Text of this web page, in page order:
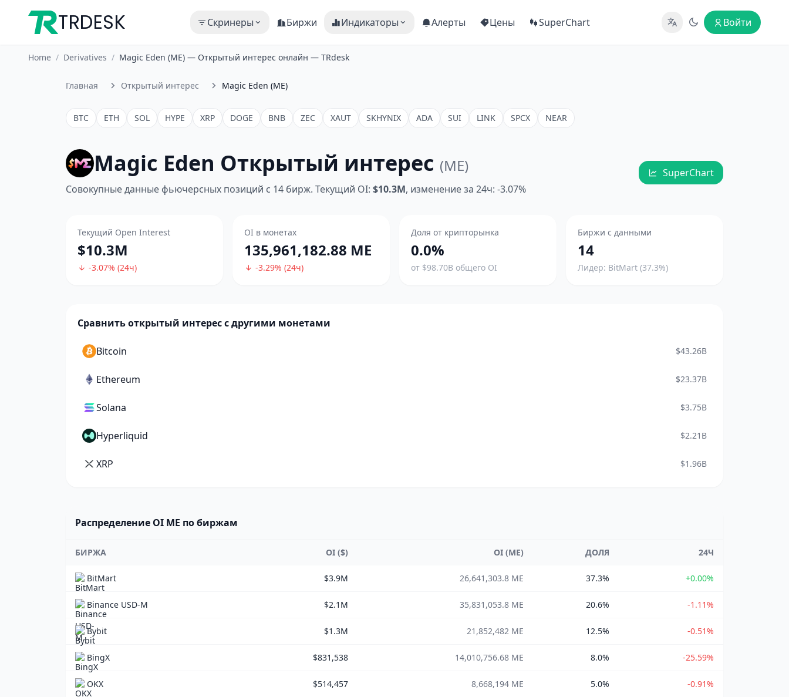
TRDESK Скринеры Биржи Индикаторы Алерты Цены SuperChart Войти
Home / Derivatives / Magic Eden (ME) — Открытый интерес онлайн — TRdesk
Главная Открытый интерес Magic Eden (ME)
BTC ETH SOL HYPE XRP DOGE BNB ZEC XAUT SKHYNIX ADA SUI LINK SPCX NEAR
Magic Eden Открытый интерес (ME)
Совокупные данные фьючерсных позиций с 14 бирж. Текущий OI: $10.3M, изменение за 24ч: -3.07%
SuperChart
Текущий Open Interest
$10.3M
-3.07% (24ч)
OI в монетах
135,961,182.88 ME
-3.29% (24ч)
Доля от крипторынка
0.0%
от $98.70B общего OI
Биржи с данными
14
Лидер: BitMart (37.3%)
Сравнить открытый интерес с другими монетами
Bitcoin $43.26B
Ethereum $23.37B
Solana $3.75B
Hyperliquid $2.21B
XRP $1.96B
Распределение OI ME по биржам
БИРЖА OI ($) OI (ME) ДОЛЯ 24Ч
BitMart $3.9M 26,641,303.8 ME 37.3% +0.00%
Binance USD-M $2.1M 35,831,053.8 ME 20.6% -1.11%
Bybit $1.3M 21,852,482 ME 12.5% -0.51%
BingX $831,538 14,010,756.68 ME 8.0% -25.59%
OKX $514,457 8,668,194 ME 5.0% -0.91%